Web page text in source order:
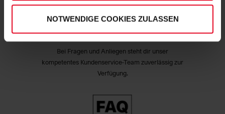
NOTWENDIGE COOKIES ZULASSEN
Exzellenter Kundenservice
Bei Fragen und Anliegen steht dir unser
kompetentes Kundenservice-Team zuverlässig zur
Verfügung.